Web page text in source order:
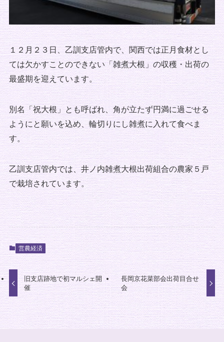
１２月２３日、乙訓支店管内で、関西では正月食材とし
ては欠かすことのできない「雑煮大根」の収穫・出荷の
最盛期を迎えています。
別名「祝大根」とも呼ばれ、角が立たず円満に過ごせる
ようにと願いを込め、輪切りにし雑煮に入れて食べま
す。
乙訓支店管内では、井ノ内雑煮大根出荷組合の農家５戸
で栽培されています。
営農経済
旧支店跡地で初マルシェ開
催
長岡京花菜部会出荷目合せ
会